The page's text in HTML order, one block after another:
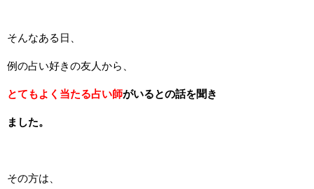
そんなある日、
例の占い好きの友人から、
とてもよく当たる占い師がいるとの話を聞き
ました。
その方は、